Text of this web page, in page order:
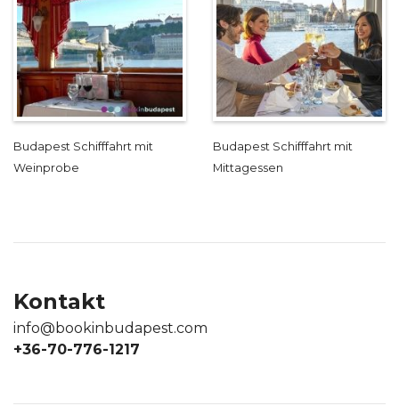
Budapest Schifffahrt mit
Weinprobe
Budapest Schifffahrt mit
Mittagessen
Kontakt
info@bookinbudapest.com
+36-70-776-1217